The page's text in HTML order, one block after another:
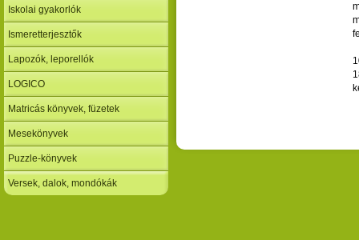
Iskolai gyakorlók
Ismeretterjesztők
Lapozók, leporellók
LOGICO
Matricás könyvek, füzetek
Mesekönyvek
Puzzle-könyvek
Versek, dalok, mondókák